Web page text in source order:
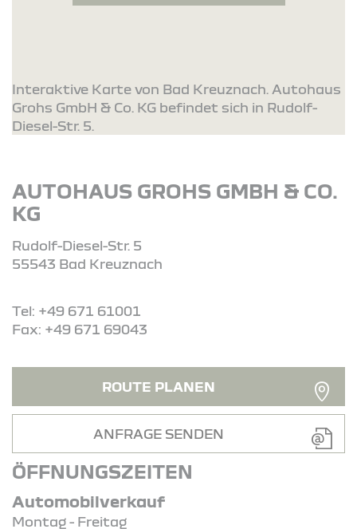
Interaktive Karte von Bad Kreuznach. Autohaus
Grohs GmbH & Co. KG befindet sich in Rudolf-
Diesel-Str. 5.
AUTOHAUS GROHS GMBH & CO.
KG
Rudolf-Diesel-Str. 5
55543 Bad Kreuznach
Tel: +49 671 61001
Fax: +49 671 69043
ROUTE PLANEN
ANFRAGE SENDEN
ÖFFNUNGSZEITEN
Automobilverkauf
Montag - Freitag